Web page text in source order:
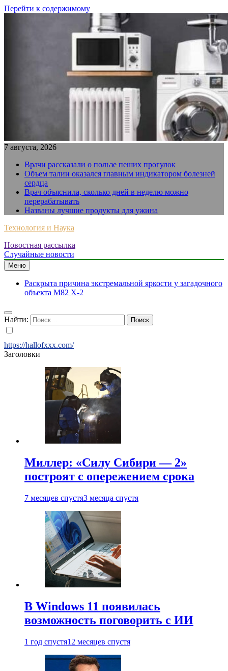
Перейти к содержимому
7 августа, 2026
Врачи рассказали о пользе пеших прогулок
Объем талии оказался главным индикатором болезней
сердца
Врач объяснила, сколько дней в неделю можно
перерабатывать
Названы лучшие продукты для ужина
Технология и Наука
Новостная рассылка
Случайные новости
Меню
Раскрыта причина экстремальной яркости у загадочного
объекта M82 X-2
Найти:
https://hallofxxx.com/
Заголовки
Миллер: «Силу Сибири — 2»
построят с опережением срока
7 месяцев спустя3 месяца спустя
В Windows 11 появилась
возможность поговорить с ИИ
1 год спустя12 месяцев спустя